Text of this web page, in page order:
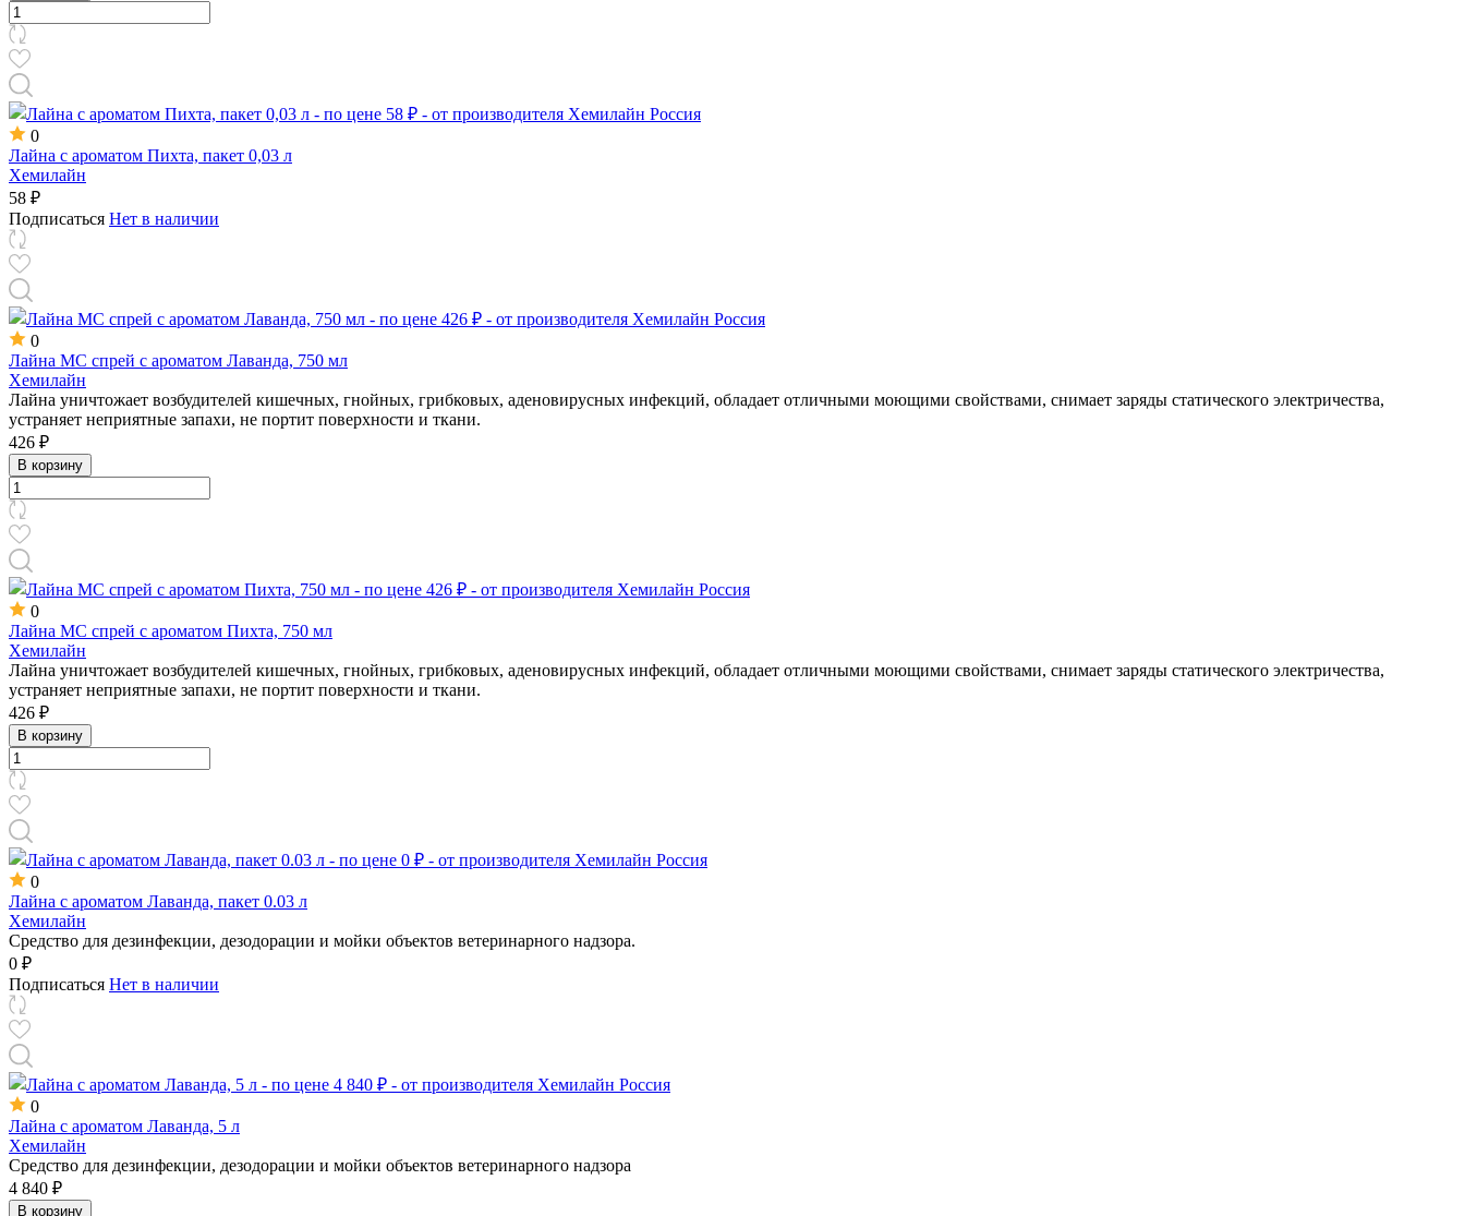
0
Лайна с ароматом Пихта, пакет 0,03 л
Хемилайн
58 ₽
Подписаться Нет в наличии
0
Лайна МС спрей с ароматом Лаванда, 750 мл
Хемилайн
Лайна уничтожает возбудителей кишечных, гнойных, грибковых, аденовирусных инфекций, обладает отличными моющими свойствами, снимает заряды статического электричества,
устраняет неприятные запахи, не портит поверхности и ткани.
426 ₽
В корзину
0
Лайна МС спрей с ароматом Пихта, 750 мл
Хемилайн
Лайна уничтожает возбудителей кишечных, гнойных, грибковых, аденовирусных инфекций, обладает отличными моющими свойствами, снимает заряды статического электричества,
устраняет неприятные запахи, не портит поверхности и ткани.
426 ₽
В корзину
0
Лайна с ароматом Лаванда, пакет 0.03 л
Хемилайн
Средство для дезинфекции, дезодорации и мойки объектов ветеринарного надзора.
0 ₽
Подписаться Нет в наличии
0
Лайна с ароматом Лаванда, 5 л
Хемилайн
Средство для дезинфекции, дезодорации и мойки объектов ветеринарного надзора
4 840 ₽
В корзину